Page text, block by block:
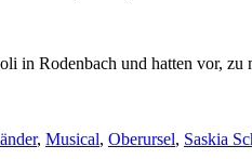
in Rodenbach und hatten vor, zu
, Musical, Oberursel, Saskia